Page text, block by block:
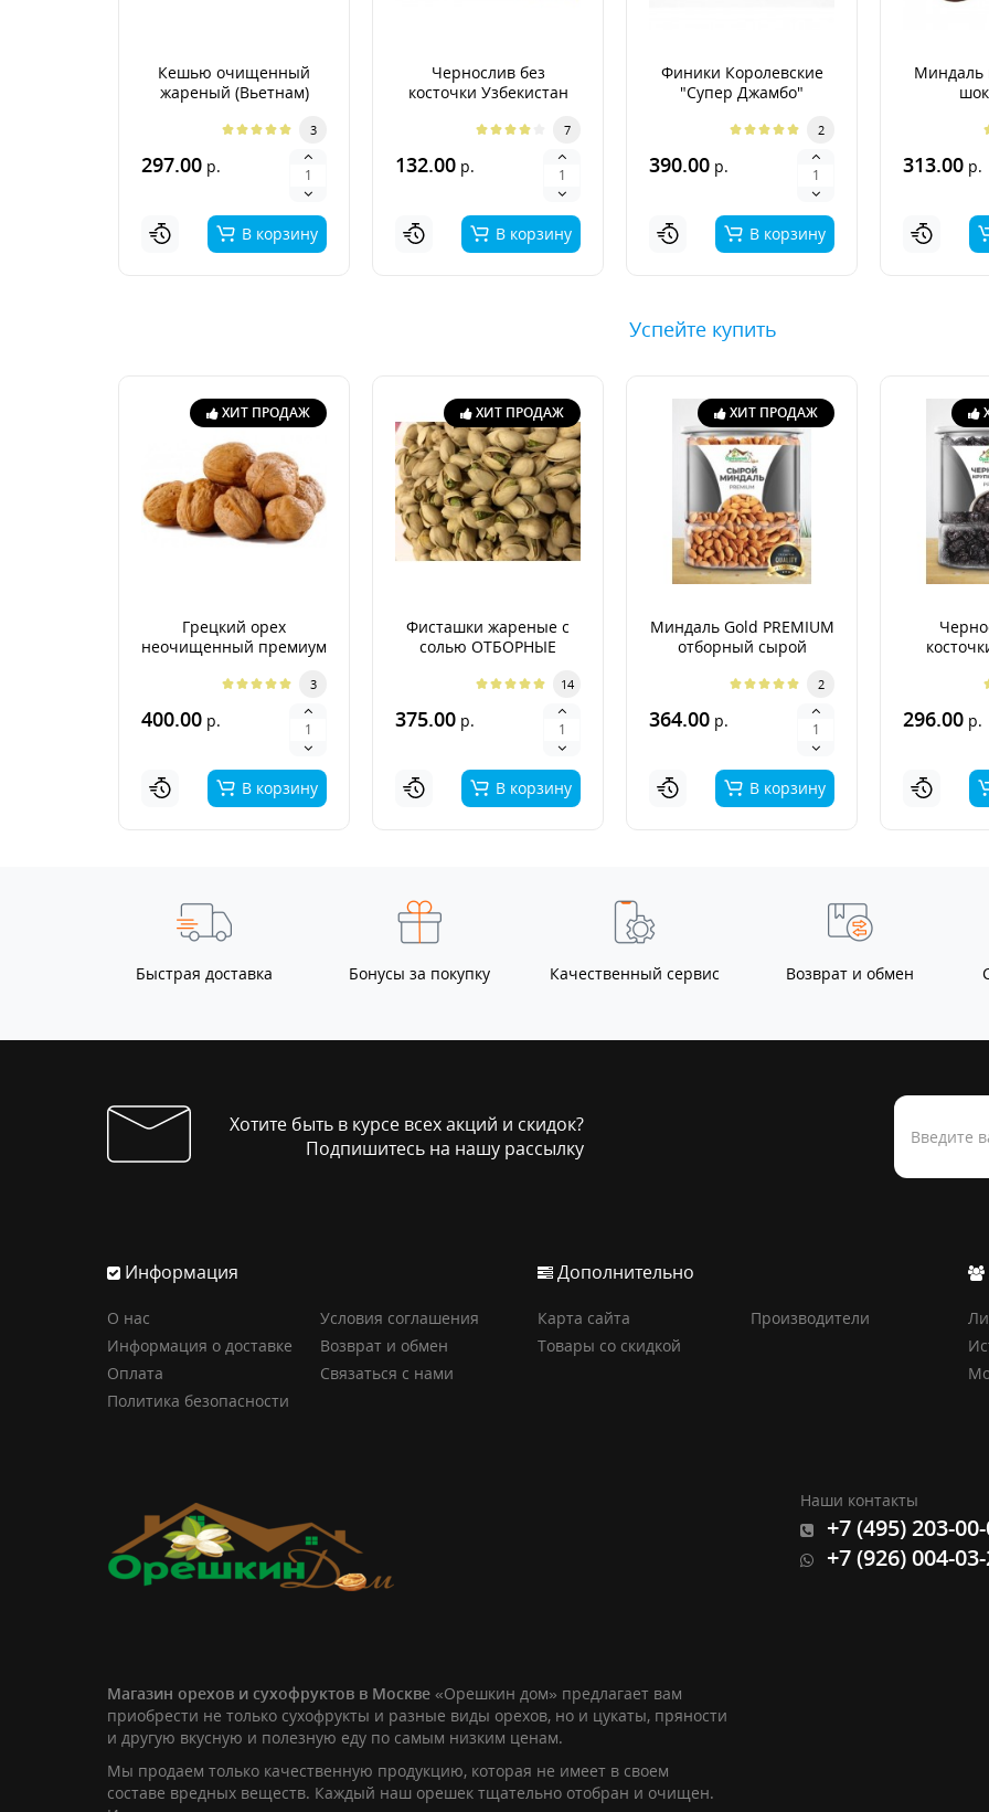
Кешью очищенный
жареный (Вьетнам)
3
297.00 р.
В корзину
Чернослив без
косточки Узбекистан
7
132.00 р.
В корзину
Финики Королевские
"Супер Джамбо"
2
390.00 р.
В корзину
Миндаль
313.00 р.
Успейте купить
ХИТ ПРОДАЖ
Грецкий орех
неочищенный премиум
3
400.00 р.
В корзину
ХИТ ПРОДАЖ
Фисташки жареные с
солью ОТБОРНЫЕ
14
375.00 р.
В корзину
ХИТ ПРОДАЖ
Миндаль Gold PREMIUM
отборный сырой
2
364.00 р.
В корзину
296.00 р.
Быстрая доставка Бонусы за покупку Качественный сервис Возврат и обмен
Хотите быть в курсе всех акций и скидок?
Подпишитесь на нашу рассылку
Информация
О нас
Информация о доставке
Оплата
Политика безопасности
Условия соглашения
Возврат и обмен
Связаться с нами
Дополнительно
Карта сайта
Товары со скидкой
Производители
Наши контакты
+7 (495) 203-
+7 (926) 004-
Магазин орехов и сухофруктов в Москве «Орешкин дом» предлагает вам
приобрести не только сухофрукты и разные виды орехов, но и цукаты, пряности
и другую вкусную и полезную еду по самым низким ценам.
Мы продаем только качественную продукцию, которая не имеет в своем
составе вредных веществ. Каждый наш орешек тщательно отобран и очищен.